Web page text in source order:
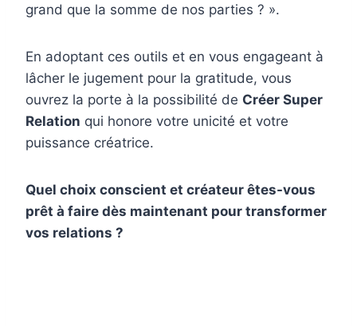
grand que la somme de nos parties ? ».
En adoptant ces outils et en vous engageant à
lâcher le jugement pour la gratitude, vous
ouvrez la porte à la possibilité de Créer Super
Relation qui honore votre unicité et votre
puissance créatrice.
Quel choix conscient et créateur êtes-vous
prêt à faire dès maintenant pour transformer
vos relations ?